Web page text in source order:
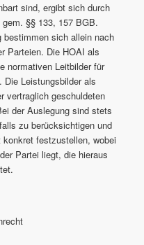
sind, ergibt sich durch
§§ 133, 157 BGB.
bestimmen sich allein nach
Parteien. Die HOAI als
normativen Leitbilder für
Leistungsbilder als
vertraglich geschuldeten
der Auslegung sind stets
zu berücksichtigen und
festzustellen, wobei
Partei liegt, die hieraus